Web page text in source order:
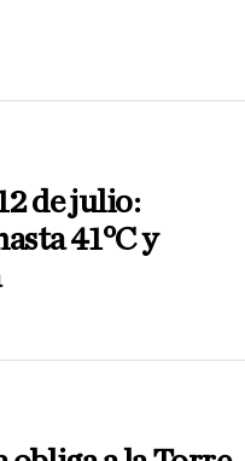
de julio:
41°C y